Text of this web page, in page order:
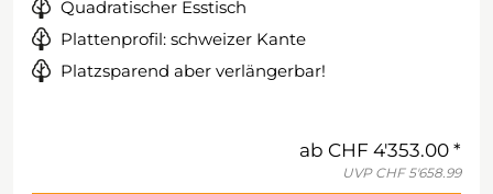
Quadratischer Esstisch
Plattenprofil: schweizer Kante
Platzsparend aber verlängerbar!
ab CHF 4'353.00
UVP CHF 5'658.99